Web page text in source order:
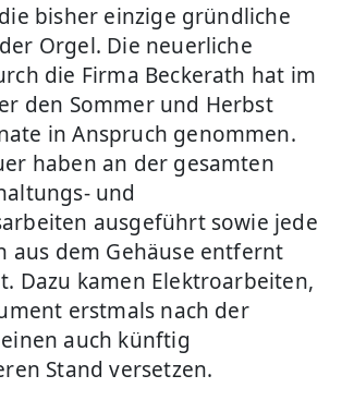
bisher einzige gründliche
Orgel. Die neuerliche
die Firma Beckerath hat im
den Sommer und Herbst
in Anspruch genommen.
haben an der gesamten
und
ausgeführt sowie jede
aus dem Gehäuse entfernt
Dazu kamen Elektroarbeiten,
erstmals nach der
auch künftig
Stand versetzen.